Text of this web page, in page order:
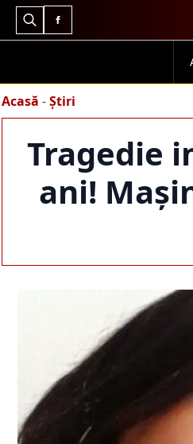
Search
Acasă -Știri
Tragedie
ani!